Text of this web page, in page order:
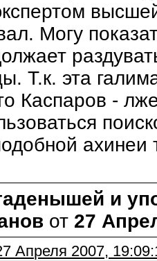
Могу
Т.к. эта
Каспаров -
и
от 27
Апреля 2007,